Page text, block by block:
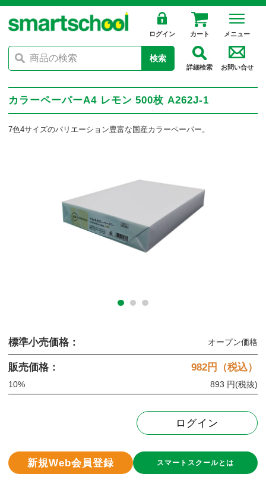
ログイン カート メニュー
検索
詳細検索 お問い合せ
カラーペーパーA4 レモン 500枚 A262J-1
7色4サイズのバリエーション豊富な国産カラーペーパー。
標準小売価格： オープン価格
販売価格： 982円（税込）
10% 893 円(税抜)
ログイン
新規Web会員登録 スマートスクールとは